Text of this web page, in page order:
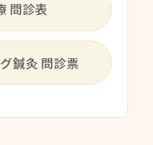
問診表
鍼灸 問診票